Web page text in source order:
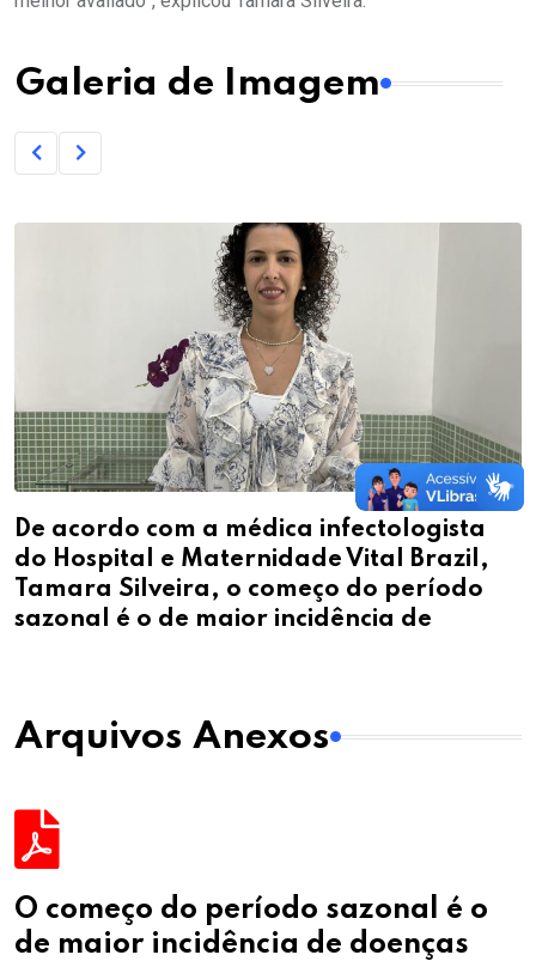
Galeria de Imagem
De acordo com a médica infectologista
do Hospital e Maternidade Vital Brazil,
Tamara Silveira, o começo do período
sazonal é o de maior incidência de
Arquivos Anexos
O começo do período sazonal é o
de maior incidência de doenças